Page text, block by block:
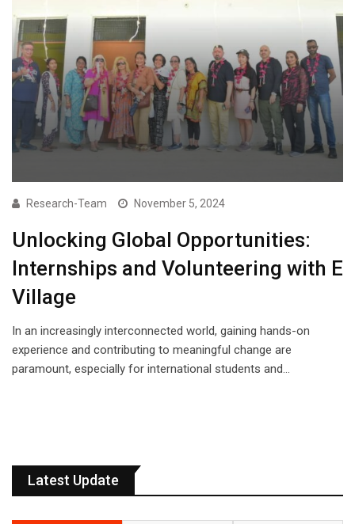
Research-Team November 5, 2024
Unlocking Global Opportunities:
Internships and Volunteering with E
Village
In an increasingly interconnected world, gaining hands-on
experience and contributing to meaningful change are
paramount, especially for international students and…
Latest Update